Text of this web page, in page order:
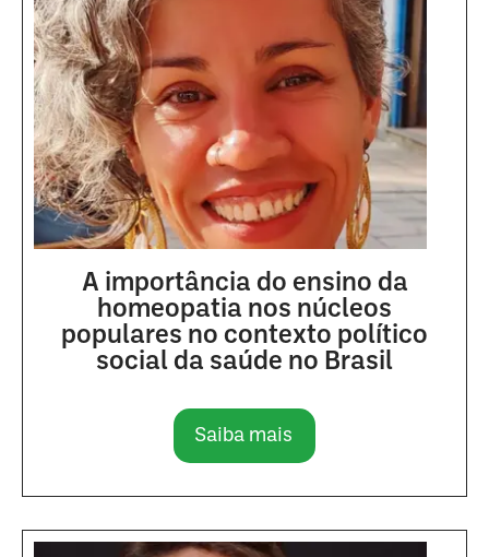
A importância do ensino da
homeopatia nos núcleos
populares no contexto político
social da saúde no Brasil
Saiba mais